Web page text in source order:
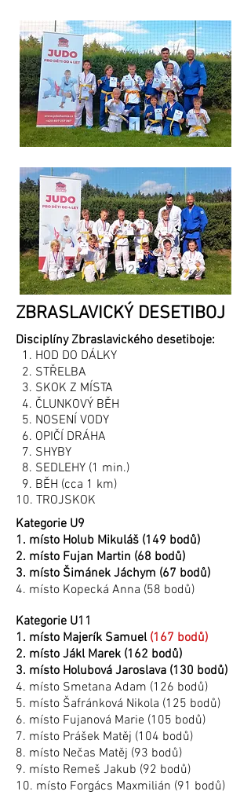
ZBRASLAVICKÝ DESETIBOJ
Disciplíny Zbraslavického desetiboje:
1. HOD DO DÁLKY
2. STŘELBA
3. SKOK Z MÍSTA
4. ČLUNKOVÝ BĚH
5. NOSENÍ VODY
6. OPIČÍ DRÁHA
7. SHYBY
8. SEDLEHY (1 min.)
9. BĚH (cca 1 km)
10. TROJSKOK
Kategorie U9
1. místo Holub Mikuláš (149 bodů)
2. místo Fujan Martin (68 bodů)
3. místo Šimánek Jáchym (67 bodů)
4. místo Kopecká Anna (58 bodů)
Kategorie U11
1. místo Majerík Samuel (167 bodů)
2. místo Jákl Marek (162 bodů)
3. místo Holubová Jaroslava (130 bodů)
4. místo Smetana Adam (126 bodů)
5. místo Šafránková Nikola (125 bodů)
6. místo Fujanová Marie (105 bodů)
7. místo Prášek Matěj (104 bodů)
8. místo Nečas Matěj (93 bodů)
9. místo Remeš Jakub (92 bodů)
10. místo Forgács Maxmilián (91 bodů)